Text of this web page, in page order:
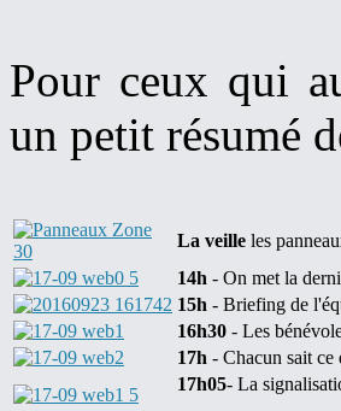
Pour ceux qui
un petit résumé
La veille les
14h - On met la
15h - Briefing de
16h30 - Les
17h - Chacun sait
17h05- La